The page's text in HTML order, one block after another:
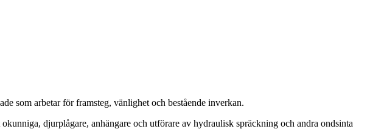
som arbetar för framsteg, vänlighet och bestående inverkan.
djurplågare, anhängare och utförare av hydraulisk spräckning och andra ondsinta